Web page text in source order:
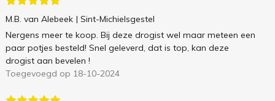
M.B. van Alebeek | Sint-Michielsgestel
Nergens meer te koop. Bij deze drogist wel maar meteen een
paar potjes besteld! Snel geleverd, dat is top, kan deze
drogist aan bevelen !
Toegevoegd op 18-10-2024